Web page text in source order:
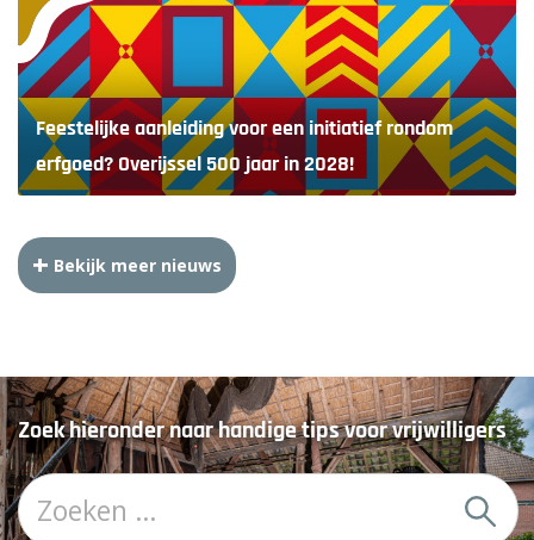
Feestelijke aanleiding voor een initiatief rondom
erfgoed? Overijssel 500 jaar in 2028!
Bekijk meer nieuws
Zoek hieronder naar handige tips voor vrijwilligers
Z
o